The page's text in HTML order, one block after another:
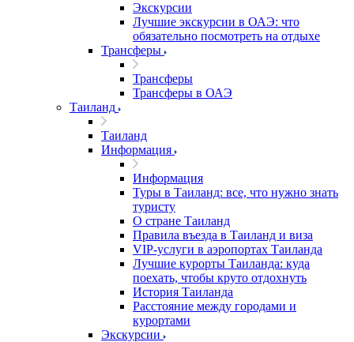
Экскурсии
Лучшие экскурсии в ОАЭ: что
обязательно посмотреть на отдыхе
Трансферы
Трансферы
Трансферы в ОАЭ
Таиланд
Таиланд
Информация
Информация
Туры в Таиланд: все, что нужно знать
туристу
О стране Таиланд
Правила въезда в Таиланд и виза
VIP-услуги в аэропортах Таиланда
Лучшие курорты Таиланда: куда
поехать, чтобы круто отдохнуть
История Таиланда
Расстояние между городами и
курортами
Экскурсии